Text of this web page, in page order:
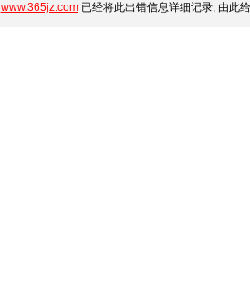
www.365jz.com已经将此出错信息详细记录, 由此